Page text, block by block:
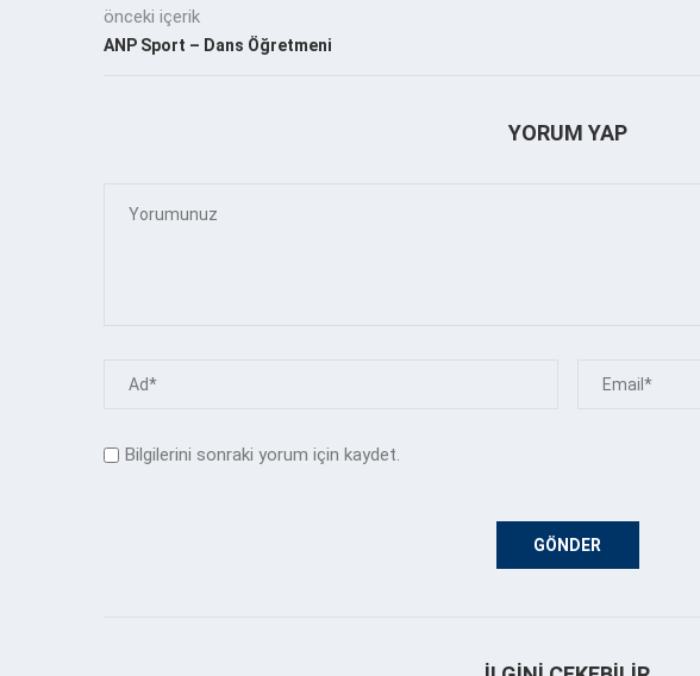
önceki içerik
ANP Sport – Dans Öğretmeni
YORUM YAP
Bilgilerini sonraki yorum için kaydet.